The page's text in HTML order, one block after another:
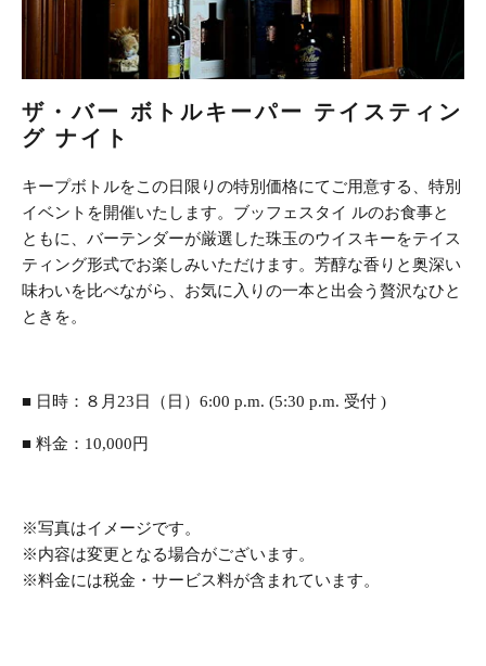
ザ・バー ボトルキーパー テイスティン
グ ナイト
キープボトルをこの日限りの特別価格にてご用意する、特別
イベントを開催いたします。ブッフェスタイ ルのお食事と
ともに、バーテンダーが厳選した珠玉のウイスキーをテイス
ティング形式でお楽しみいただけます。芳醇な香りと奥深い
味わいを比べながら、お気に入りの一本と出会う贅沢なひと
ときを。
■ 日時：８月23日（日）6:00 p.m. (5:30 p.m. 受付 )
■ 料金：10,000円
※写真はイメージです。
※内容は変更となる場合がございます。
※料金には税金・サービス料が含まれています。